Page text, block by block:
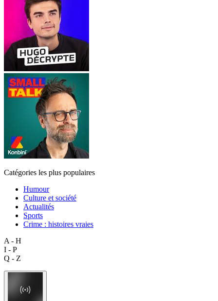
Catégories les plus populaires
Humour
Culture et société
Actualités
Sports
Crime : histoires vraies
A - H
I - P
Q - Z